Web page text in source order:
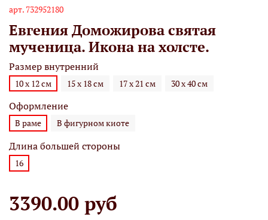
арт. 732952180
Евгения Доможирова святая
мученица. Икона на холсте.
Размер внутренний
10 х 12 см 15 х 18 см 17 х 21 см 30 х 40 см
Оформление
В раме В фигурном киоте
Длина большей стороны
16
3390.00 руб